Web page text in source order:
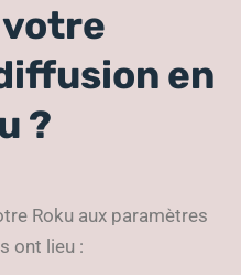
en
?
Roku aux paramètres
ont lieu :